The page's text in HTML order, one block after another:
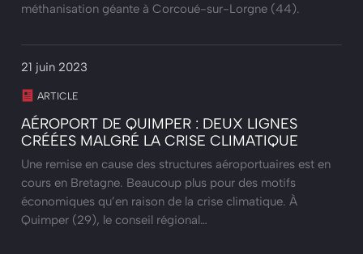
méthanisation géante à Corcoué-sur-Lorgne (44).
21 juin 2023
ARTICLE
AÉROPORT DE QUIMPER : DEUX LIGNES
CRÉÉES MALGRÉ LA CRISE CLIMATIQUE
Une remise en cause des structures aéroportuaires est en
cours en Bretagne. Beaucoup plus pour des motifs
économiques qu’en raison de la crise climatique. À
Quimper (29), le conseil régional…